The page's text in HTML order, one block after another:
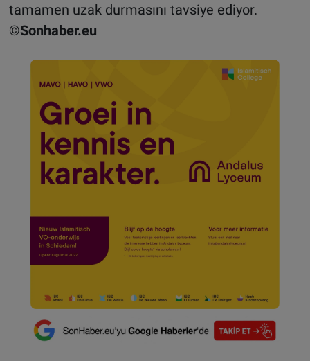
tamamen uzak durmasını tavsiye ediyor.
©Sonhaber.eu